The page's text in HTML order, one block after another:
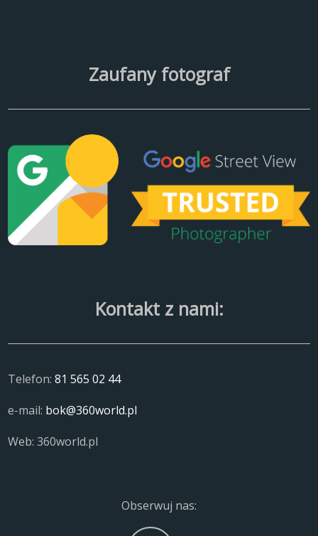
Zaufany fotograf
Kontakt z nami:
Telefon:81 565 02 44
e-mail: bok@360world.pl
Web: 360world.pl
Obserwuj nas: